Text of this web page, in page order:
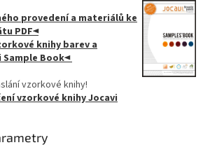
provedení a materiálů ke
PDF◄
knihy barev a
Book◄
vzorkové knihy!
vzorkové knihy Jocavi